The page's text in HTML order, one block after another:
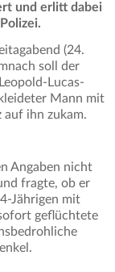
und erlitt dabei
(24.
soll der
Lucas-
Mann mit
ihn zukam.
Angaben nicht
fragte, ob er
Jährigen mit
geflüchtete